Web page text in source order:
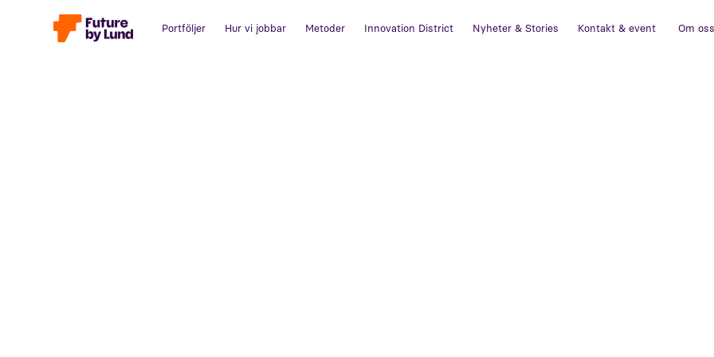
Portföljer Hur vi jobbar Metoder Innovation District Nyheter & Stories Kontakt & event Om